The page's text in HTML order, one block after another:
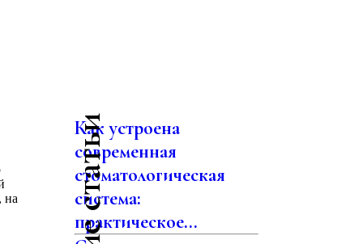
на
Как устроена
современная
стоматологическая
система:
практическое...